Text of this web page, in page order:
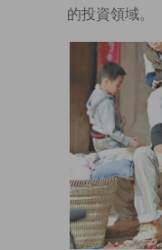
的投資領域。